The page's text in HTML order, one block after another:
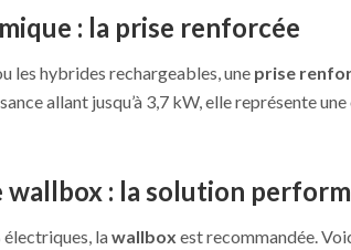
: la prise renforcée
les hybrides rechargeables, une prise
allant jusqu’à 3,7 kW, elle représente
wallbox : la solution
électriques, lawallbox est recommandée.